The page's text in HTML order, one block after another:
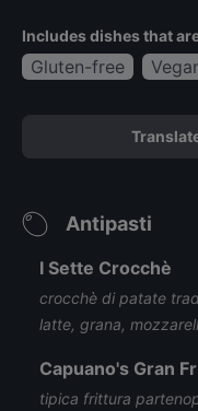
Includes dishes that
Gluten-free
Antipasti
I Sette Crocchè
crocchè di patate
latte, grana,
Capuano's Gran
tipica frittura